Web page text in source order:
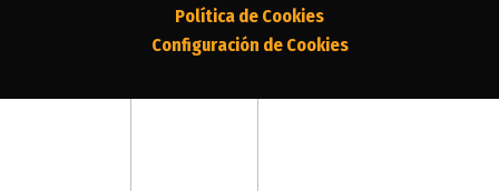
Política de Cookies
Configuración de Cookies
Política de Cookies
Configuración de Cookies